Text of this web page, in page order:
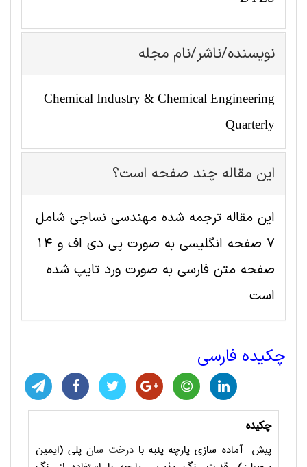
نویسنده/ناشر/نام مجله
Chemical Industry & Chemical Engineering
Quarterly
این مقاله چند صفحه است؟
این مقاله ترجمه شده مهندسی نساجی شامل
7 صفحه انگلیسی به صورت پی دی اف و 14
صفحه متن فارسی به صورت ورد تایپ شده
است
چکیده فارسی
چکیده
پیش آماده سازی پارچه پنبه بادرخت سانپلی (ایمین